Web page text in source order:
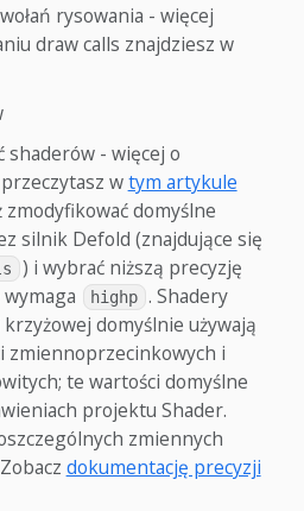
rysowania - więcej
draw calls znajdziesz w
shaderów - więcej o
wtym artykule
zmodyfikować domyślne
silnik Defold (znajdujące się
) i wybrać niższą precyzję
highp . Shadery
krzyżowej domyślnie używają
zmiennoprzecinkowych i
te wartości domyślne
projektu Shader.
zmiennych
dokumentację precyzji